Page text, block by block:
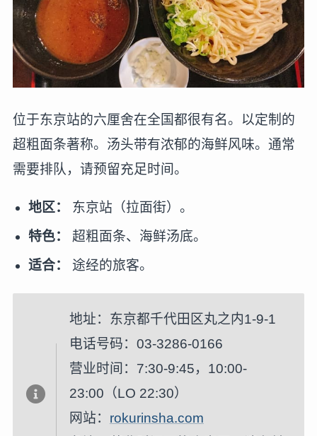
位于东京站的六厘舍在全国都很有名。以定制的
超粗面条著称。汤头带有浓郁的海鲜风味。通常
需要排队，请预留充足时间。
地区：
东京站（拉面街）。
特色：
超粗面条、海鲜汤底。
适合：
途经的旅客。
地址：东京都千代田区丸之内1-9-1
电话号码：03-3286-0166
营业时间：7:30-9:45，10:00-
23:00（LO 22:30）
网站： rokurinsha.com